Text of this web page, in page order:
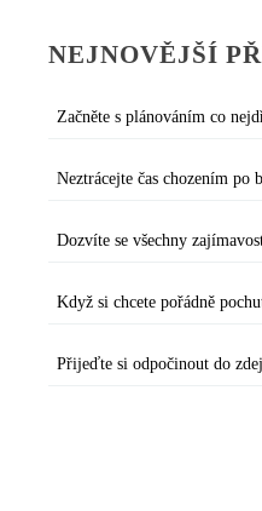
NEJNOVĚJŠÍ
Začněte s plánováním co
Neztrácejte čas chozením po
Dozvíte se všechny
Když si chcete pořádně
Přijeďte si odpočinout do